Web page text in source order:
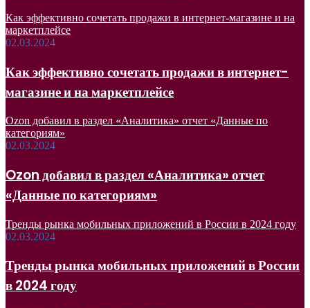
Как эффективно сочетать продажи в интернет-магазине и на
маркетплейсе
02.03.2024
Как эффективно сочетать продажи в интернет-
магазине и на маркетплейсе
Ozon добавил в раздел «Аналитика» отчет «Данные по
категориям»
02.03.2024
Ozon добавил в раздел «Аналитика» отчет
«Данные по категориям»
Тренды рынка мобильных приложений в России в 2024 году
02.03.2024
Тренды рынка мобильных приложений в России
в 2024 году